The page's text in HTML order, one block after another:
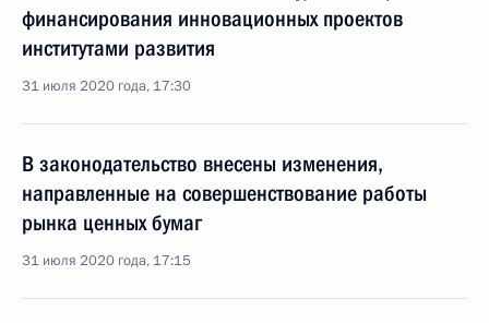
финансирования инновационных проектов
институтами развития
31 июля 2020 года, 17:30
В законодательство внесены изменения,
направленные на совершенствование работы
рынка ценных бумаг
31 июля 2020 года, 17:15